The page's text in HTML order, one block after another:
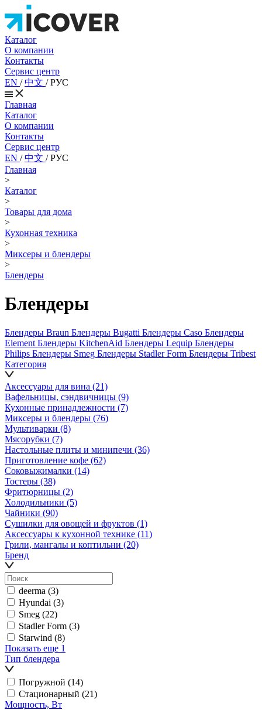
Каталог
О компании
Контакты
Сервис центр
EN /中文 /РУС
Главная
Каталог
О компании
Контакты
Сервис центр
EN /中文 /РУС
Главная
>
Каталог
>
Товары для дома
>
Кухонная техника
>
Миксеры и блендеры
>
Блендеры
Блендеры
Блендеры Braun Блендеры Bugatti Блендеры Caso Блендеры
Element Блендеры KitchenAid Блендеры Lequip Блендеры
Philips Блендеры Smeg Блендеры Stadler Form Блендеры Tribest
Категория
Аксессуары для вина (21)
Вафельницы, сэндвичницы (9)
Кухонные принадлежности (7)
Миксеры и блендеры (76)
Мультиварки (8)
Мясорубки (7)
Настольные плиты и минипечи (36)
Приготовление кофе (62)
Соковыжималки (14)
Тостеры (38)
Фритюрницы (2)
Холодильники (5)
Чайники (90)
Сушилки для овощей и фруктов (1)
Аксессуары к кухонной технике (11)
Грили, мангалы и коптильни (20)
Бренд
deerma (3)
Hyundai (3)
Smeg (22)
Stadler Form (3)
Starwind (8)
Показать еще 1
Тип блендера
Погружной (14)
Стационарный (21)
Мощность, Вт